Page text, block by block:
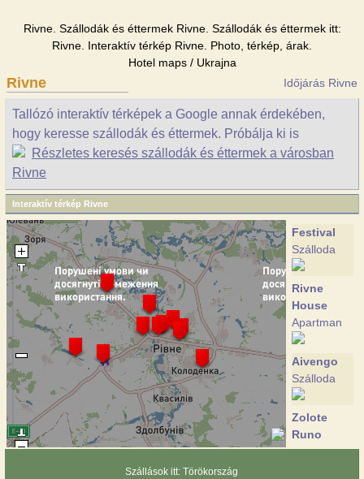
Rivne. Szállodák és éttermek Rivne. Szállodák és éttermek itt:
Rivne. Interaktív térkép Rivne. Photo, térkép, árak.
Hotel maps / Ukrajna
Rivne Időjárás Rivne
Tallózó interaktív térképek a Google annak érdekében,
hogy keresse szállodák és éttermek. Próbálja ki is
Részletes keresés szállodák és éttermek a városban
Rivne
Interaktív térkép Rivne
Festival
Szálloda
Rivne
House
Apartman
Aivengo
Szálloda
Zolote
Runo
Szálloda
Szállások itt: Törökország